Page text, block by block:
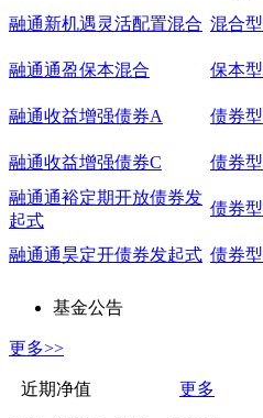
融通新机遇灵活配置混合 混合型
融通通盈保本混合 保本型
融通收益增强债券A 债券型
融通收益增强债券C 债券型
融通通裕定期开放债券发
起式
债券型
融通通昊定开债券发起式 债券型
基金公告
更多>>
近期净值 更多